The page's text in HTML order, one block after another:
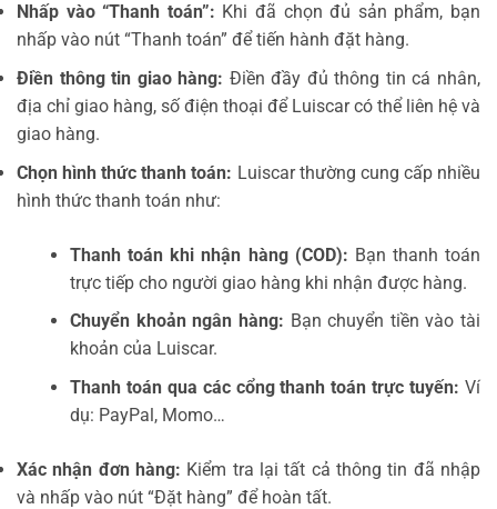
Nhấp vào “Thanh toán”: Khi đã chọn đủ sản phẩm, bạn
nhấp vào nút “Thanh toán” để tiến hành đặt hàng.
Điền thông tin giao hàng: Điền đầy đủ thông tin cá nhân,
địa chỉ giao hàng, số điện thoại để Luiscar có thể liên hệ và
giao hàng.
Chọn hình thức thanh toán: Luiscar thường cung cấp nhiều
hình thức thanh toán như:
Thanh toán khi nhận hàng (COD): Bạn thanh toán
trực tiếp cho người giao hàng khi nhận được hàng.
Chuyển khoản ngân hàng: Bạn chuyển tiền vào tài
khoản của Luiscar.
Thanh toán qua các cổng thanh toán trực tuyến: Ví
dụ: PayPal, Momo…
Xác nhận đơn hàng: Kiểm tra lại tất cả thông tin đã nhập
và nhấp vào nút “Đặt hàng” để hoàn tất.